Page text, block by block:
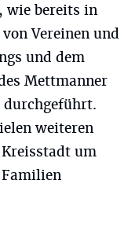
wie bereits in
Vereinen und
und dem
Mettmanner
durchgeführt.
weiteren
um